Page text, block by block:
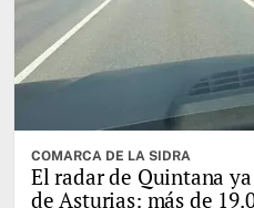
COMARCA DE LA SIDRA
El radar de Quintana
de Asturias: más de